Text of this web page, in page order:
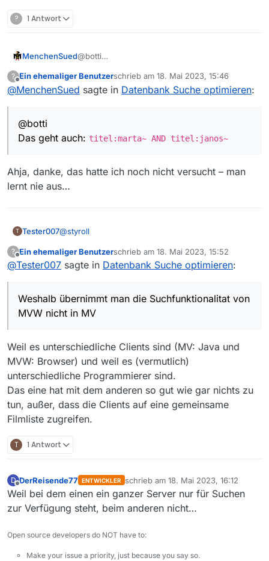
? 1 Antwort
MenchenSued@botti
titel:janos~
?
Offline
Ein ehemaliger Benutzerschrieb am 18. Mai 2023, 15:46
zuletzt editiert von
@MenchenSued sagte in Datenbank Suche optimieren:
@botti
Das geht auch: titel:marta~ AND titel:janos~
Ahja, danke, das hatte ich noch nicht versucht – man
lernt nie aus…
T Tester007@styroll
So ein Quark von dir! Als ob ich ständig Quatsch
schreiben würde.
Frage am Rande:
Weshalb übernimmt man die Suchfunktionalitat von
?
Offline
Ein ehemaliger Benutzerschrieb am 18. Mai 2023, 15:52
zuletzt editiert von
@Tester007 sagte in Datenbank Suche optimieren:
Weshalb übernimmt man die Suchfunktionalitat von
MVW nicht in MV
Weil es unterschiedliche Clients sind (MV: Java und
MVW: Browser) und weil es (vermutlich)
unterschiedliche Programmierer sind.
Das eine hat mit dem anderen so gut wie gar nichts zu
tun, außer, dass die Clients auf eine gemeinsame
Filmliste zugreifen.
T 1 Antwort
D
Offline
DerReisende77 ENTWICKLER schrieb am 18. Mai 2023, 16:12
zuletzt editiert von
Weil bei dem einen ein ganzer Server nur für Suchen
zur Verfügung steht, beim anderen nicht…
Open source developers do NOT have to:
Make your issue a priority, just because you say so.